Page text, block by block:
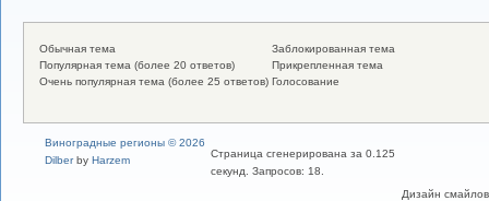
Обычная тема
Популярная тема (более 20 ответов)
Очень популярная тема (более 25 ответов)
Заблокированная тема
Прикрепленная тема
Голосование
Дизайн
Виноградные регионы © 2026
Dilberby Harzem
Страница сгенерирована за 0.125
секунд. Запросов: 18.